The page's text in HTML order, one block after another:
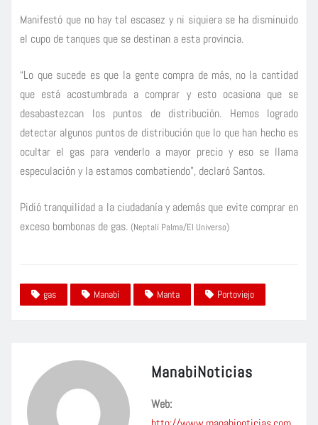
Manifestó que no hay tal escasez y ni siquiera se ha disminuido
el cupo de tanques que se destinan a esta provincia.
“Lo que sucede es que la gente compra de más, no la cantidad
que está acostumbrada a comprar y esto ocasiona que se
desabastezcan los puntos de distribución. Hemos logrado
detectar algunos puntos de distribución que lo que han hecho es
ocultar el gas para venderlo a mayor precio y eso se llama
especulación y la estamos combatiendo”, declaró Santos.
Pidió tranquilidad a la ciudadanía y además que evite comprar en
exceso bombonas de gas. (Neptalí Palma/El Universo)
gas Manabí Manta Portoviejo
ManabiNoticias
Web: